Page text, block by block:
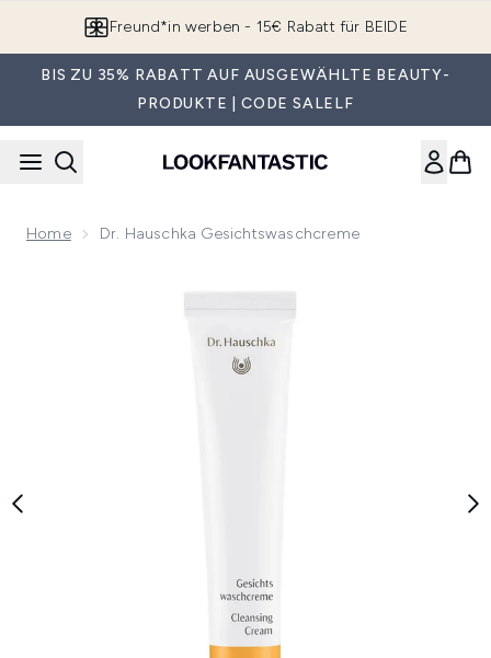
Freund*in werben - 15€ Rabatt für BEIDE
BIS ZU 35% RABATT AUF AUSGEWÄHLTE BEAUTY-
PRODUKTE | CODE SALELF
Home Dr. Hauschka Gesichtswaschcreme